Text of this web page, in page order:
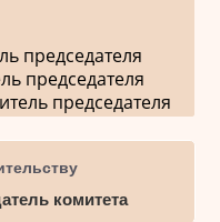
председателя
председателя
председателя
комитета